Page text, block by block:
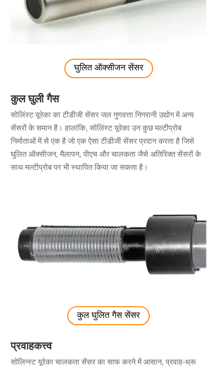
घुलित ऑक्सीजन सेंसर
कुल घुली गैस
सोलिंस्ट यूरेका का टीडीजी सेंसर जल गुणवत्ता निगरानी उद्योग में अन्य
सेंसरों के समान है। हालांकि, सोलिंस्ट यूरेका उन कुछ मल्टीप्रोब
निर्माताओं में से एक है जो एक ऐसा टीडीजी सेंसर प्रदान करता है जिसे
घुलित ऑक्सीजन, मैलापन, पीएच और चालकता जैसे अतिरिक्त सेंसरों के
साथ मल्टीप्रोब पर भी स्थापित किया जा सकता है।
कुल घुलित गैस सेंसर
प्रवाहकत्त्व
सोलिन्स्ट यूरेका चालकता सेंसर का साफ करने में आसान, प्रवाह-थ्रू